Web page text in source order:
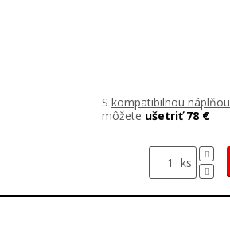
S kompatibilnou náplňou
môžete ušetriť 78 €
ks